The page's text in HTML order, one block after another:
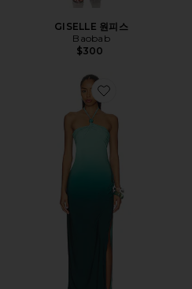
GISELLE 원피스
Baobab
$300
Favorite BARI 원피스